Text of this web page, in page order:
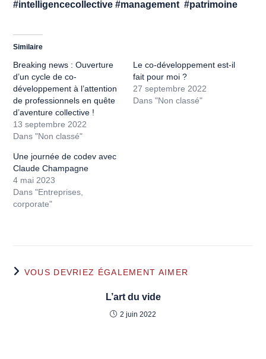
#intelligencecollective #management #patrimoine
Similaire
Breaking news : Ouverture
d’un cycle de co-
développement à l’attention
de professionnels en quête
d’aventure collective !
13 septembre 2022
Dans "Non classé"
Le co-développement est-il
fait pour moi ?
27 septembre 2022
Dans "Non classé"
Une journée de codev avec
Claude Champagne
4 mai 2023
Dans "Entreprises,
corporate"
VOUS DEVRIEZ ÉGALEMENT AIMER
L’art du vide
2 juin 2022